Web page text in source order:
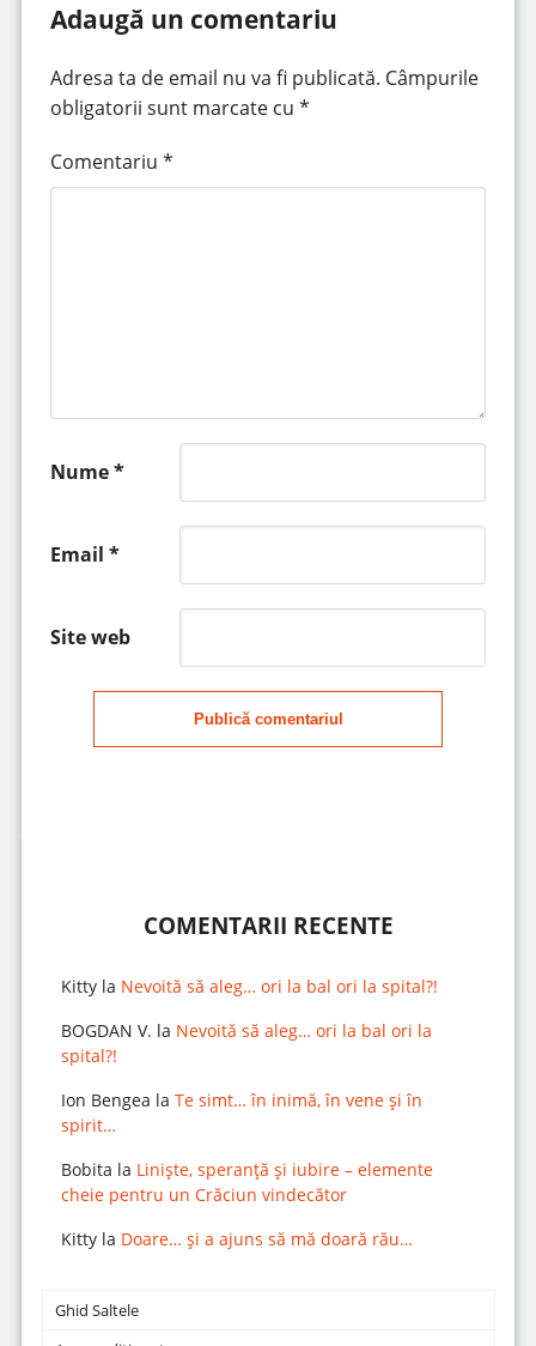
Adaugă un comentariu
Adresa ta de email nu va fi publicată. Câmpurile
obligatorii sunt marcate cu *
Comentariu *
Nume*
Email *
Site web
Publică comentariul
COMENTARII RECENTE
Kittyla Nevoită să aleg… ori la bal ori la spital?!
BOGDAN V. la Nevoită să aleg… ori la bal ori la
spital?!
Ion Bengea la Te simt… în inimă, în vene și în
spirit…
Bobita la Liniște, speranță și iubire – elemente
cheie pentru un Crăciun vindecător
Kittyla Doare… și a ajuns să mă doară rău…
Ghid Saltele